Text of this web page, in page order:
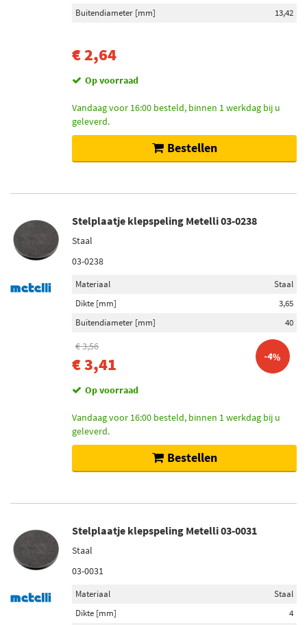
Buitendiameter [mm]
13,42
€ 2,64
Op voorraad
Vandaag voor 16:00 besteld, binnen 1 werkdag bij u
geleverd.
Bestellen
Stelplaatje klepspeling Metelli 03-0238
Staal
03-0238
Materiaal
Staal
Dikte [mm]
3,65
Buitendiameter [mm]
40
€ 3,56
€ 3,41 -4%
Op voorraad
Vandaag voor 16:00 besteld, binnen 1 werkdag bij u
geleverd.
Bestellen
Stelplaatje klepspeling Metelli 03-0031
Staal
03-0031
Materiaal
Staal
Dikte [mm]
4